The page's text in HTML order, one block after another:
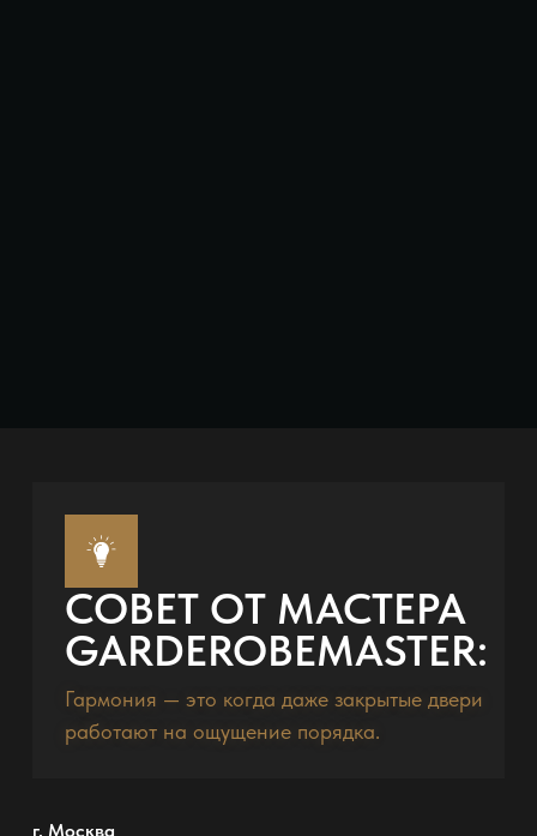
СОВЕТ ОТ МАСТЕРА
GARDEROBEMASTER:
Гармония — это когда даже закрытые двери
работают на ощущение порядка.
г. Москва